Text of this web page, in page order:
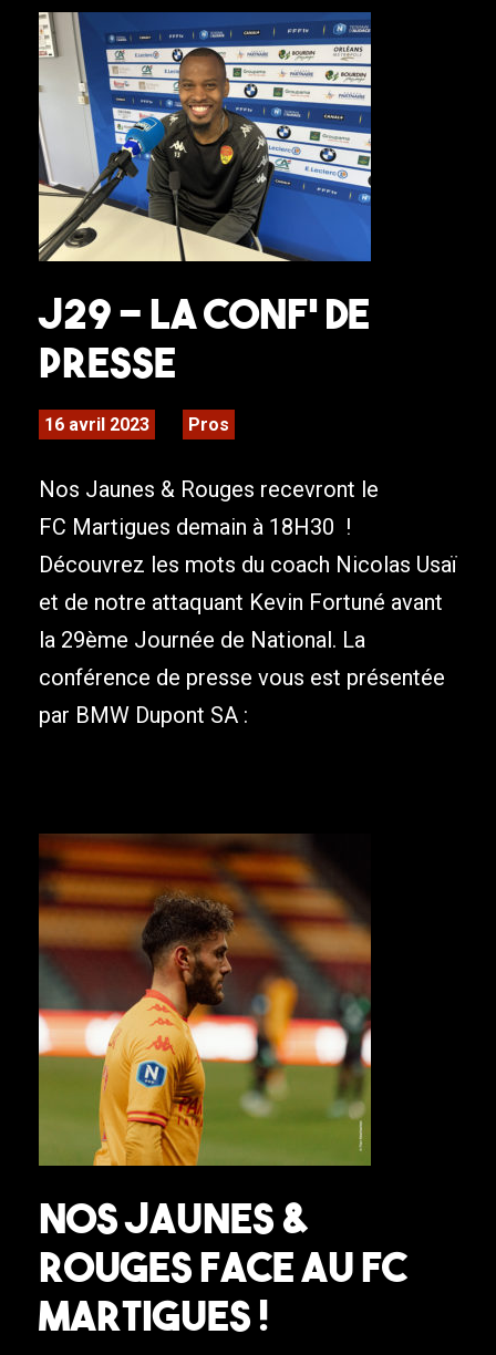
J29 – La Conf’ de
presse
16 avril 2023 Pros
Nos Jaunes & Rouges recevront le
FC Martigues demain à 18H30 !
Découvrez les mots du coach Nicolas Usaï
et de notre attaquant Kevin Fortuné avant
la 29ème Journée de National. La
conférence de presse vous est présentée
par BMW Dupont SA :
Nos Jaunes &
Rouges face au FC
Martigues !